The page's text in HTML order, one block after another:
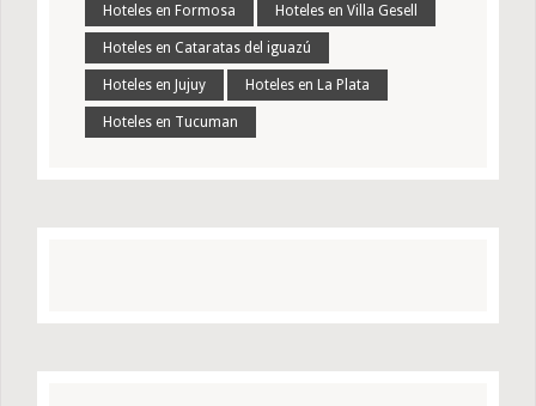
Hoteles en Formosa Hoteles en Villa Gesell
Hoteles en Cataratas del iguazú
Hoteles en Jujuy Hoteles en La Plata
Hoteles en Tucuman